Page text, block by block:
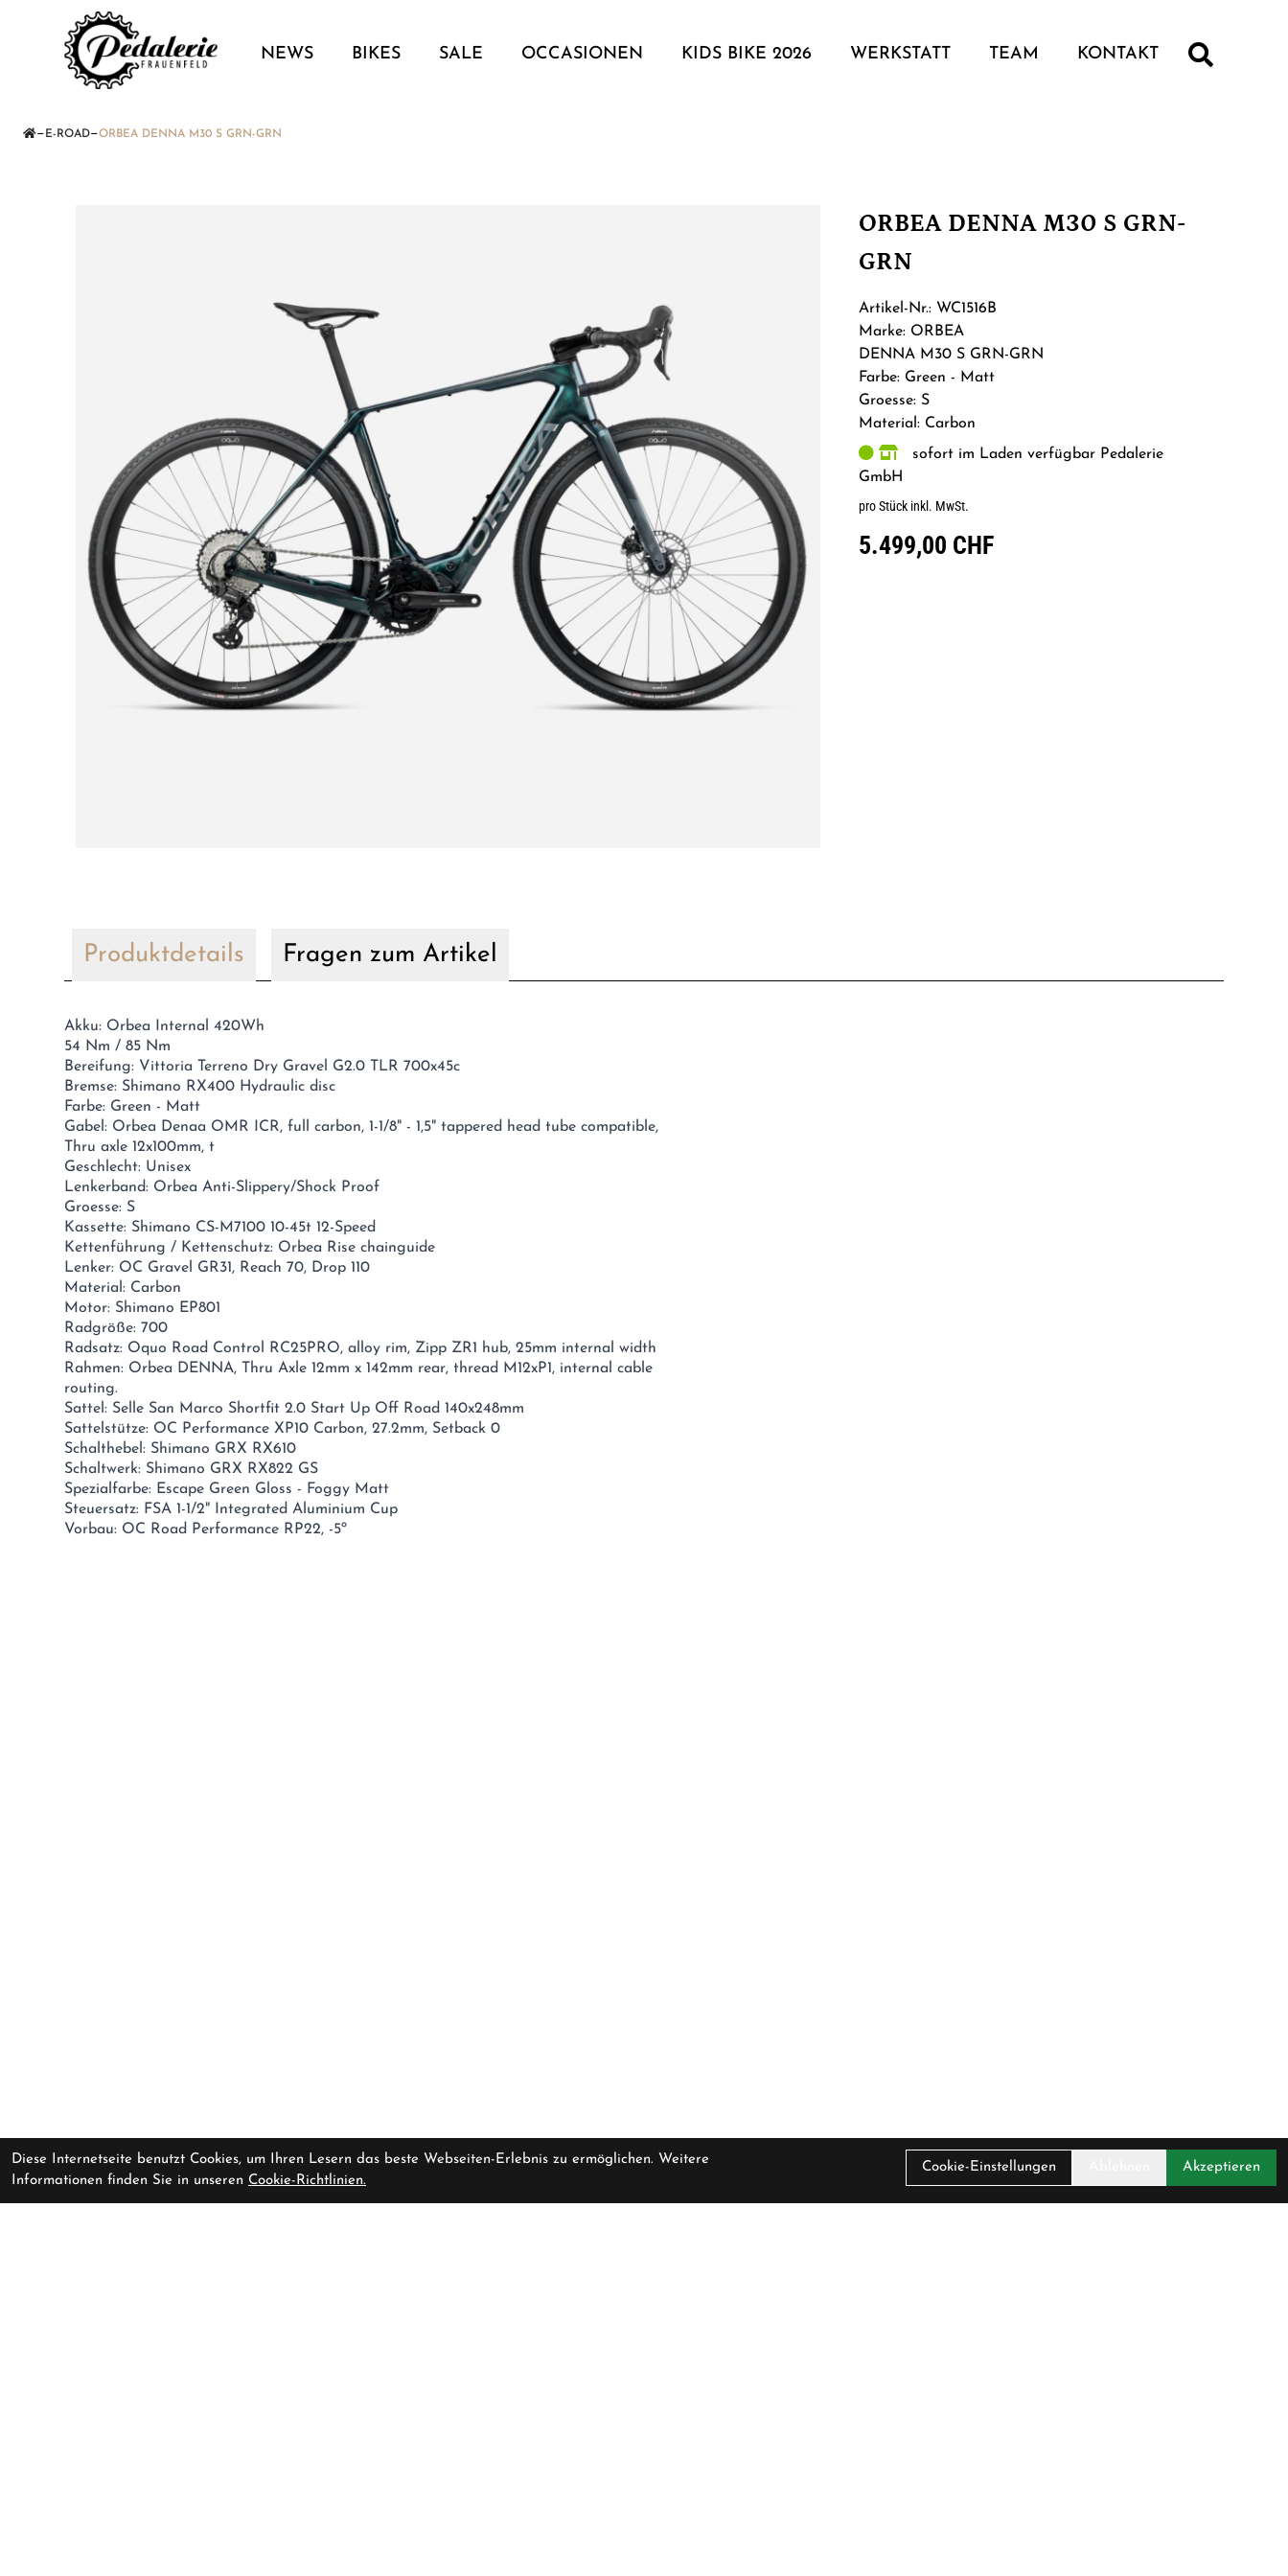
NEWS BIKES SALE OCCASIONEN KIDS BIKE 2026 WERKSTATT TEAM KONTAKT
— E-ROAD—ORBEA DENNA M30 S GRN-GRN
ORBEA DENNA M30 S GRN-
GRN
Artikel-Nr.: WC1516B
Marke: ORBEA
DENNA M30 S GRN-GRN
Farbe: Green - Matt
Groesse: S
Material: Carbon
sofort im Laden verfügbar Pedalerie
GmbH
pro Stück inkl. MwSt.
5.499,00 CHF
Produktdetails Fragen zum Artikel
Akku: Orbea Internal 420Wh
54 Nm / 85 Nm
Bereifung: Vittoria Terreno Dry Gravel G2.0 TLR 700x45c
Bremse: Shimano RX400 Hydraulic disc
Farbe: Green - Matt
Gabel: Orbea Denaa OMR ICR, full carbon, 1-1/8" - 1,5" tappered head tube compatible,
Thru axle 12x100mm, t
Geschlecht: Unisex
Lenkerband: Orbea Anti-Slippery/Shock Proof
Groesse: S
Kassette: Shimano CS-M7100 10-45t 12-Speed
Kettenführung / Kettenschutz: Orbea Rise chainguide
Lenker: OC Gravel GR31, Reach 70, Drop 110
Material: Carbon
Motor: Shimano EP801
Radgröße: 700
Radsatz: Oquo Road Control RC25PRO, alloy rim, Zipp ZR1 hub, 25mm internal width
Rahmen: Orbea DENNA, Thru Axle 12mm x 142mm rear, thread M12xP1, internal cable
routing.
Sattel: Selle San Marco Shortfit 2.0 Start Up Off Road 140x248mm
Sattelstütze: OC Performance XP10 Carbon, 27.2mm, Setback 0
Schalthebel: Shimano GRX RX610
Schaltwerk: Shimano GRX RX822 GS
Spezialfarbe: Escape Green Gloss - Foggy Matt
Steuersatz: FSA 1-1/2" Integrated Aluminium Cup
Vorbau: OC Road Performance RP22, -5º
Diese Internetseite benutzt Cookies, um Ihren Lesern das beste Webseiten-Erlebnis zu ermöglichen. Weitere
Informationen finden Sie in unseren Cookie-Richtlinien.
Cookie-Einstellungen Akzeptieren